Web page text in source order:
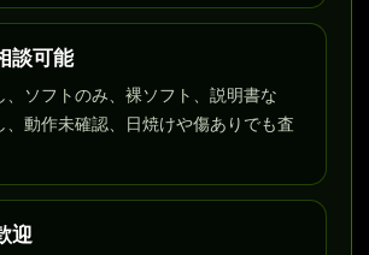
談可能
、ソフトのみ、裸ソフト、説明書な
、動作未確認、日焼けや傷ありでも査
迎